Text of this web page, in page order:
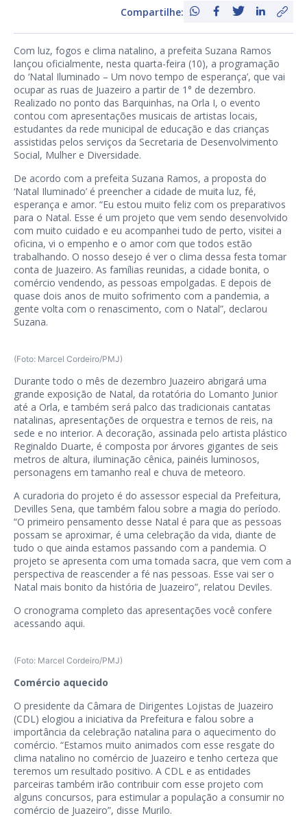
Compartilhe:
Com luz, fogos e clima natalino, a prefeita Suzana Ramos
lançou oficialmente, nesta quarta-feira (10), a programação
do ‘Natal Iluminado – Um novo tempo de esperança’, que vai
ocupar as ruas de Juazeiro a partir de 1° de dezembro.
Realizado no ponto das Barquinhas, na Orla I, o evento
contou com apresentações musicais de artistas locais,
estudantes da rede municipal de educação e das crianças
assistidas pelos serviços da Secretaria de Desenvolvimento
Social, Mulher e Diversidade.
De acordo com a prefeita Suzana Ramos, a proposta do
‘Natal Iluminado’ é preencher a cidade de muita luz, fé,
esperança e amor. “Eu estou muito feliz com os preparativos
para o Natal. Esse é um projeto que vem sendo desenvolvido
com muito cuidado e eu acompanhei tudo de perto, visitei a
oficina, vi o empenho e o amor com que todos estão
trabalhando. O nosso desejo é ver o clima dessa festa tomar
conta de Juazeiro. As famílias reunidas, a cidade bonita, o
comércio vendendo, as pessoas empolgadas. E depois de
quase dois anos de muito sofrimento com a pandemia, a
gente volta com o renascimento, com o Natal”, declarou
Suzana.
(Foto: Marcel Cordeiro/PMJ)
Durante todo o mês de dezembro Juazeiro abrigará uma
grande exposição de Natal, da rotatória do Lomanto Junior
até a Orla, e também será palco das tradicionais cantatas
natalinas, apresentações de orquestra e ternos de reis, na
sede e no interior. A decoração, assinada pelo artista plástico
Reginaldo Duarte, é composta por árvores gigantes de seis
metros de altura, iluminação cênica, painéis luminosos,
personagens em tamanho real e chuva de meteoro.
A curadoria do projeto é do assessor especial da Prefeitura,
Devilles Sena, que também falou sobre a magia do período.
“O primeiro pensamento desse Natal é para que as pessoas
possam se aproximar, é uma celebração da vida, diante de
tudo o que ainda estamos passando com a pandemia. O
projeto se apresenta com uma tomada sacra, que vem com a
perspectiva de reascender a fé nas pessoas. Esse vai ser o
Natal mais bonito da história de Juazeiro”, relatou Deviles.
O cronograma completo das apresentações você confere
acessando aqui.
(Foto: Marcel Cordeiro/PMJ)
Comércio aquecido
O presidente da Câmara de Dirigentes Lojistas de Juazeiro
(CDL) elogiou a iniciativa da Prefeitura e falou sobre a
importância da celebração natalina para o aquecimento do
comércio. “Estamos muito animados com esse resgate do
clima natalino no comércio de Juazeiro e tenho certeza que
teremos um resultado positivo. A CDL e as entidades
parceiras também irão contribuir com esse projeto com
alguns concursos, para estimular a população a consumir no
comércio de Juazeiro”, disse Murilo.